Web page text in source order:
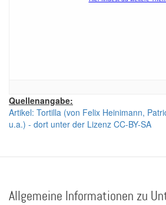
Quellenangabe:
Artikel: Tortilla (von Felix Heinimann,
u.a.) - dort unter der Lizenz CC-BY-SA
Allgemeine Informationen zu